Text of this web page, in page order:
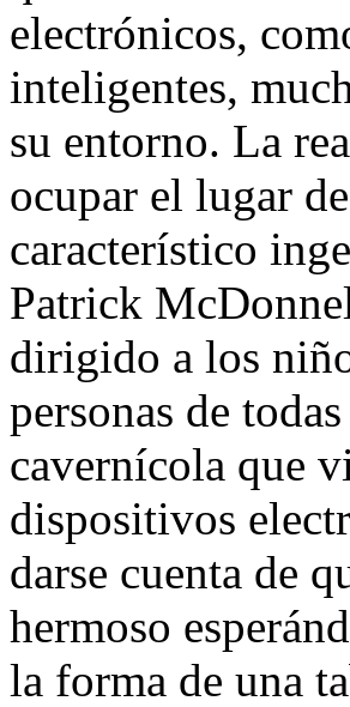
electrónicos,
inteligentes,
su entorno. La
ocupar el lugar
característico
Patrick
dirigido a los
personas de
cavernícola que
dispositivos
darse cuenta de
hermoso
la forma de una